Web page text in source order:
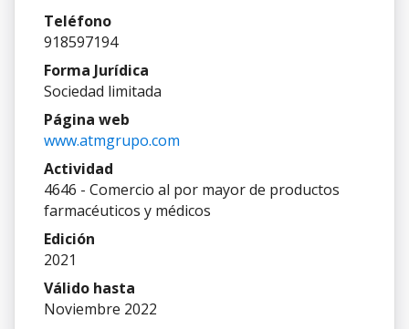
Teléfono
918597194
Forma Jurídica
Sociedad limitada
Página web
www.atmgrupo.com
Actividad
4646 - Comercio al por mayor de productos
farmacéuticos y médicos
Edición
2021
Válido hasta
Noviembre 2022